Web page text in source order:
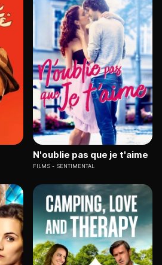
N'oublie pas que je t'aime
FILMS SENTIMENTAL